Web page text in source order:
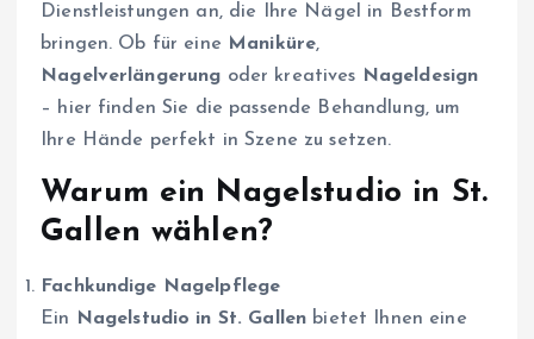
Dienstleistungen an, die Ihre Nägel in Bestform
bringen. Ob für eine Maniküre,
Nagelverlängerung oder kreatives
Nageldesign
– hier finden Sie die passende Behandlung, um
Ihre Hände perfekt in Szene zu setzen.
Warum ein Nagelstudio in St.
Gallen wählen?
Fachkundige Nagelpflege
Ein
Nagelstudio in St. Gallen bietet Ihnen eine